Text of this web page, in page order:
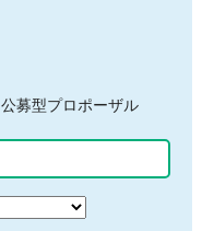
公募型プロポーザル